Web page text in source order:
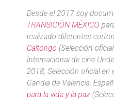
Desde el 2017 soy
TRANSICIÓN MÉXICO
realizado diferentes
Caltongo (Selección
Internacional de cine
2018, Selección oficial en
Gandia de Valencia,
para la vida y la paz